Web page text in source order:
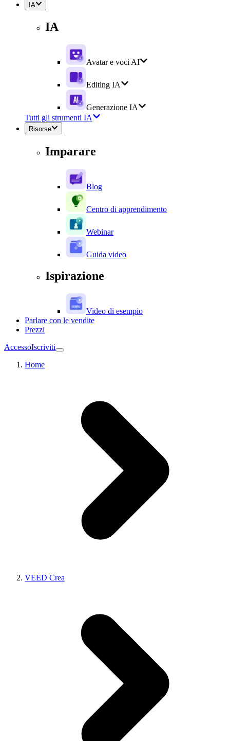
IA
IA
Avatar e voci AI
Editing IA
Generazione IA
Tutti gli strumenti IA
Risorse
Imparare
Blog
Centro di apprendimento
Webinar
Guida video
Ispirazione
Video di esempio
Parlare con le vendite
Prezzi
AccessoIscriviti
Home
VEED Crea